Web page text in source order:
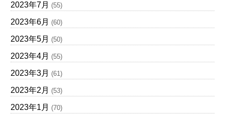
2023年7月 (55)
2023年6月 (60)
2023年5月 (50)
2023年4月 (55)
2023年3月 (61)
2023年2月 (53)
2023年1月 (70)